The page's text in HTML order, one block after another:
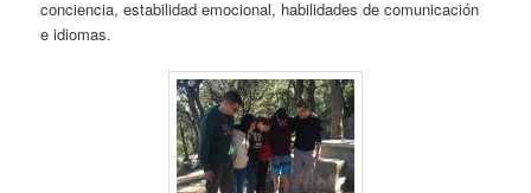
conciencia, estabilidad emocional, habilidades de comunicación
e idiomas.